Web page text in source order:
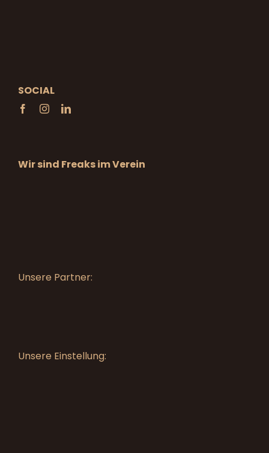
SOCIAL
Wir sind Freaks im Verein
Unsere Partner:
Unsere Einstellung: